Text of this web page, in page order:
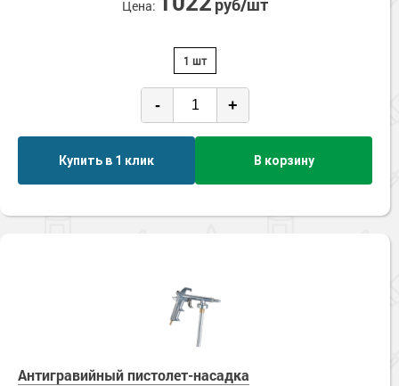
Цена: руб/шт
1 шт
- +
Купить в 1 клик В корзину
Антигравийный пистолет-насадка